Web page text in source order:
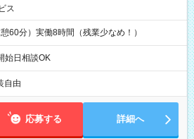
ス
60分）実働8時間（残業少なめ！）
日相談OK
自由
応募する 詳細へ